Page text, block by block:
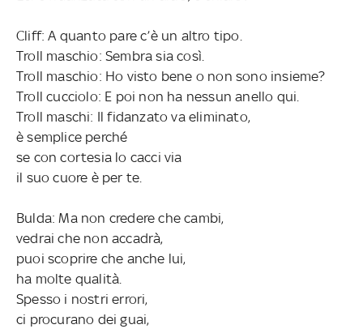
Cliff: A quanto pare c’è un altro tipo.
Troll maschio: Sembra sia così.
Troll maschio: Ho visto bene o non sono insieme?
Troll cucciolo: E poi non ha nessun anello qui.
Troll maschi: Il fidanzato va eliminato,
è semplice perché
se con cortesia lo cacci via
il suo cuore è per te.
Bulda: Ma non credere che cambi,
vedrai che non accadrà,
puoi scoprire che anche lui,
ha molte qualità.
Spesso i nostri errori,
ci procurano dei guai,